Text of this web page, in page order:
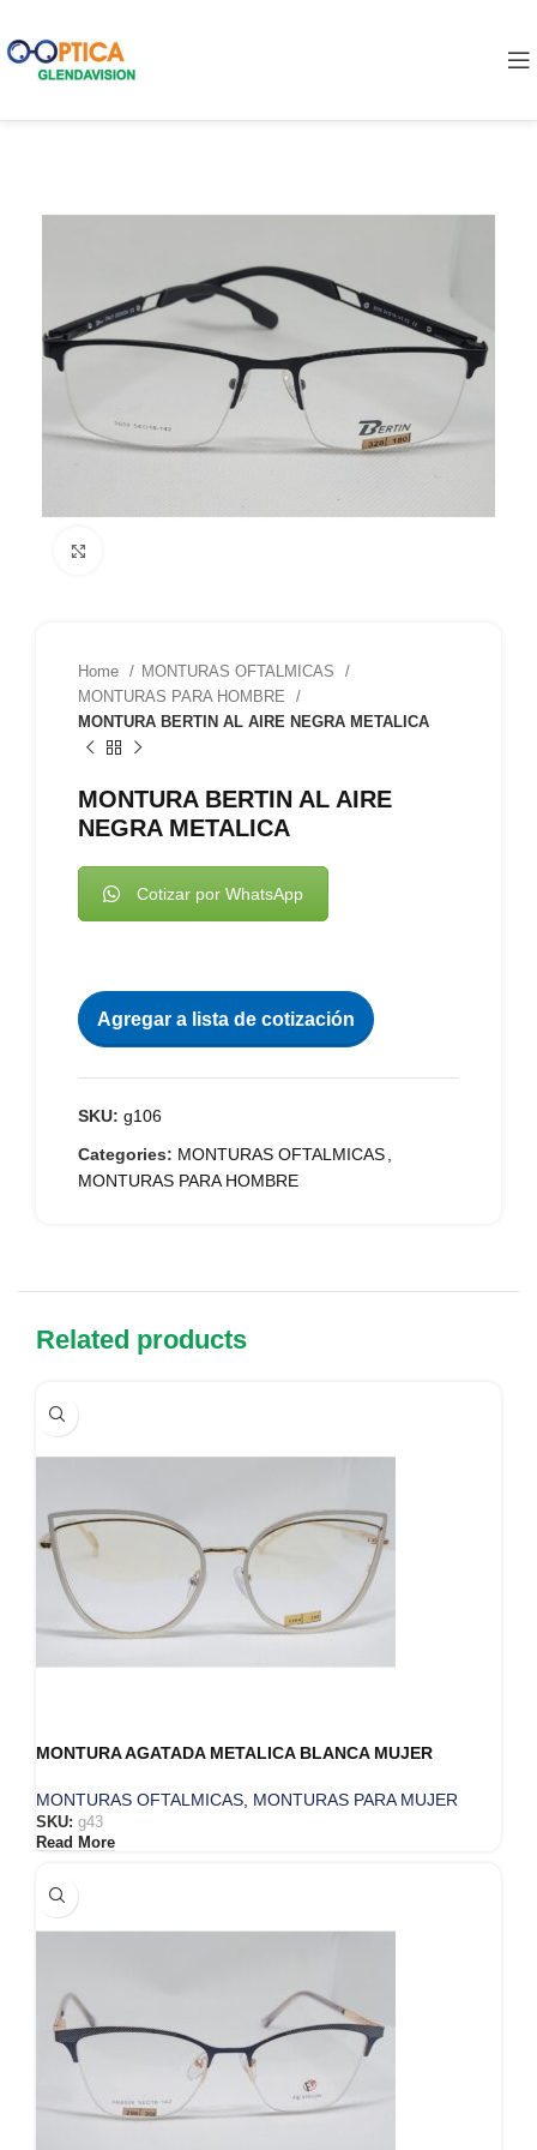
Home
MONTURAS OFTALMICAS
MONTURAS PARA HOMBRE
MONTURA BERTIN AL AIRE NEGRA METALICA
MONTURA BERTIN AL AIRE
NEGRA METALICA
Cotizar por WhatsApp
Agregar a lista de cotización
SKU: g106
Categories: MONTURAS OFTALMICAS
MONTURAS PARA HOMBRE
Related products
MONTURA AGATADA METALICA BLANCA MUJER
MONTURAS OFTALMICAS MONTURAS PARA MUJER
SKU: g43
Read More